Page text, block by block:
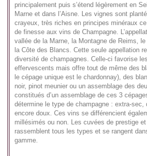
principalement puis s’étend légèrement en
Marne et dans l’Aisne. Les vignes sont
crayeux, très riches en principes minéraux
de finesse aux vins de Champagne.
vallée de la Marne, la Montagne de Reims, le
la Côte des Blancs. Cette seule appellation
diversité de champagnes. Celle-ci favorise
effervescents mais offre tout de même des
le cépage unique est le chardonnay), des
noir, pinot meunier ou un assemblage des
constitués d’un assemblage de ces 3
détermine le type de champagne : extra-sec,
encore doux. Ces vins se différencient
millésimés ou non. Les cuvées de prestige
rassemblent tous les types et se rangent
gamme.